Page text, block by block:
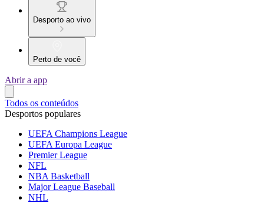
Desporto ao vivo
Perto de você
Abrir a app
Todos os conteúdos
Desportos populares
UEFA Champions League
UEFA Europa League
Premier League
NFL
NBA Basketball
Major League Baseball
NHL